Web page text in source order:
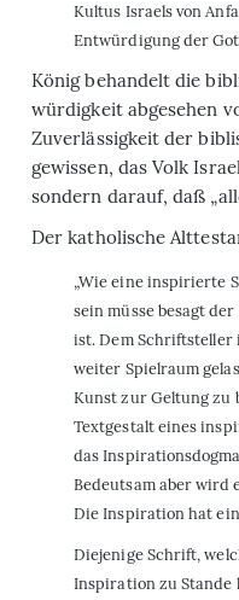
Kultus Israels von
Entwürdigung der
König behandelt die
würdigkeit abgesehen
Zuverlässigkeit der
gewissen, das Volk
sondern darauf, daß
Der katholische
„Wie eine inspirierte
sein müsse besagt
ist. Dem Schriftsteller
weiter Spielraum
Kunst zur Geltung zu
Textgestalt eines
das
Bedeutsam aber wird
Die Inspiration hat
Diejenige Schrift,
Inspiration zu Stande